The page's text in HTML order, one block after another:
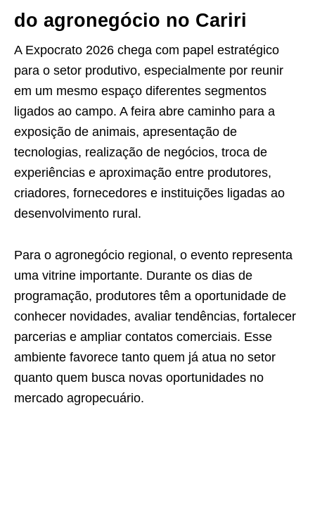
do agronegócio no Cariri
A Expocrato 2026 chega com papel estratégico
para o setor produtivo, especialmente por reunir
em um mesmo espaço diferentes segmentos
ligados ao campo. A feira abre caminho para a
exposição de animais, apresentação de
tecnologias, realização de negócios, troca de
experiências e aproximação entre produtores,
criadores, fornecedores e instituições ligadas ao
desenvolvimento rural.
Para o agronegócio regional, o evento representa
uma vitrine importante. Durante os dias de
programação, produtores têm a oportunidade de
conhecer novidades, avaliar tendências, fortalecer
parcerias e ampliar contatos comerciais. Esse
ambiente favorece tanto quem já atua no setor
quanto quem busca novas oportunidades no
mercado agropecuário.